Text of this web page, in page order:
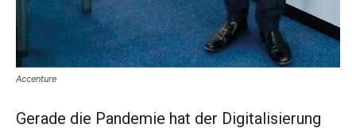
Accenture
Gerade die Pandemie hat der Digi­talisierung